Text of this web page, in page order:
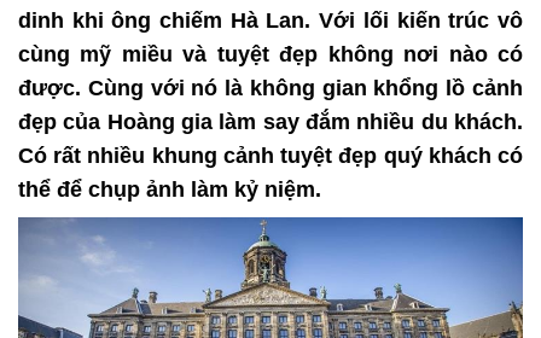
dinh khi ông chiếm Hà Lan. Với lối kiến trúc vô
cùng mỹ miều và tuyệt đẹp không nơi nào có
được. Cùng với nó là không gian khổng lồ cảnh
đẹp của Hoàng gia làm say đắm nhiều du khách.
Có rất nhiều khung cảnh tuyệt đẹp quý khách có
thể để chụp ảnh làm kỷ niệm.